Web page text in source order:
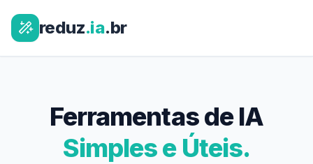
reduz.ia.br
Ferramentas de IA
Simples e Úteis.